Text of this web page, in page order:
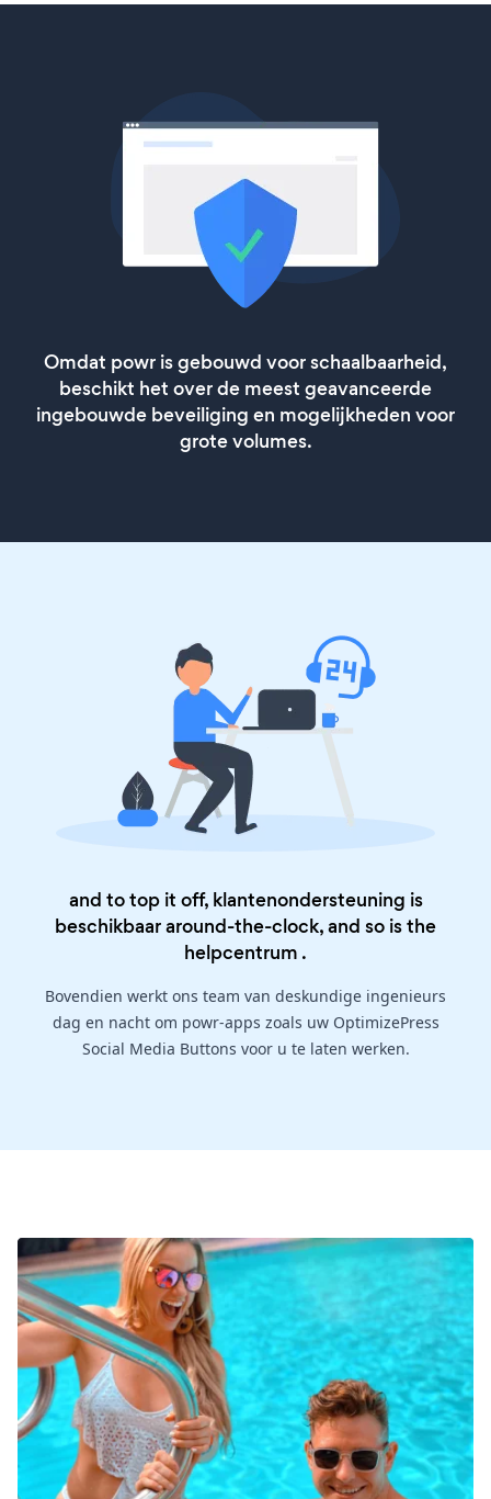
Omdat powr is gebouwd voor schaalbaarheid,
beschikt het over de meest geavanceerde
ingebouwde beveiliging en mogelijkheden voor
grote volumes.
and to top it off, klantenondersteuning is
beschikbaar around-the-clock, and so is the
helpcentrum .
Bovendien werkt ons team van deskundige ingenieurs
dag en nacht om powr-apps zoals uw OptimizePress
Social Media Buttons voor u te laten werken.